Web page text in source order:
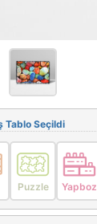
Tablo Seçildi
Puzzle Yapboz